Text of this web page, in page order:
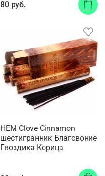
80 руб.
HEM Clove Cinnamon
шестигранник Благовоние
Гвоздика Корица